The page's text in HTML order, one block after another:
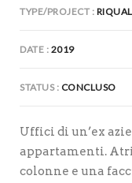
TYPE/PROJECT
DATE 2019
STATUS CONCLUSO
Uffici di un’ex
appartamenti.
colonne e una